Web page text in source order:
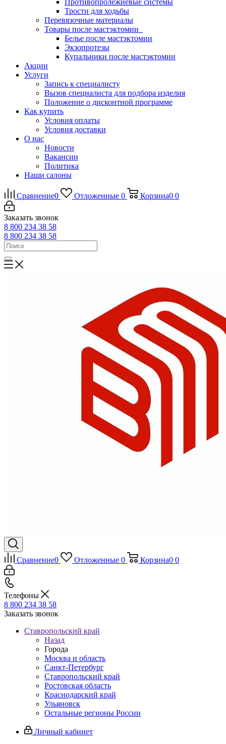
Противопролежневые системы
Трости для ходьбы
Перевязочные материалы
Товары после мастэктомии
Белье после мастэктомии
Экзопротезы
Купальники после мастэктомии
Акции
Услуги
Запись к специалисту
Вызов специалиста для подбора изделия
Положение о дисконтной программе
Как купить
Условия оплаты
Условия доставки
О нас
Новости
Вакансии
Политика
Наши салоны
Сравнение0 Отложенные 0 Корзина0 0
Заказать звонок
8 800 234 38 58
8 800 234 38 58
Сравнение0 Отложенные 0 Корзина0 0
Телефоны
8 800 234 38 58
Заказать звонок
Ставропольский край
Назад
Города
Москва и область
Санкт-Петербург
Ставропольский край
Ростовская область
Краснодарский край
Ульяновск
Остальные регионы России
Личный кабинет